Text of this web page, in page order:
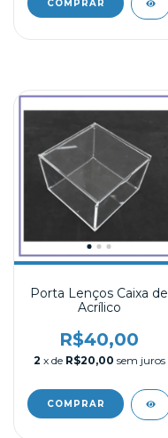
Porta Lenços Caixa de
Acrílico
R$40,00
2 x de R$20,00 sem juros